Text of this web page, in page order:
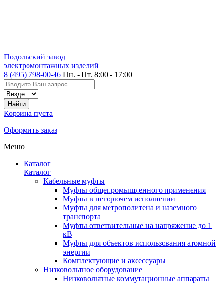
Подольский завод
электромонтажных изделий
8 (495) 798-00-46 Пн. - Пт. 8:00 - 17:00
Корзина пуста
Оформить заказ
Меню
Каталог
Каталог
Кабельные муфты
Муфты общепромышленного применения
Муфты в негорючем исполнении
Муфты для метрополитена и наземного
транспорта
Муфты ответвительные на напряжение до 1
кВ
Муфты для объектов использования атомной
энергии
Комплектующие и аксессуары
Низковольтное оборудование
Низковольтные коммутационные аппараты